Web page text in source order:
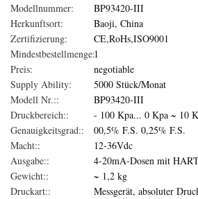
Modellnummer:
BP93420-III
Herkunftsort:
Baoji, China
Zertifizierung:
CE,RoHs,ISO9001
Mindestbestellmenge:1
Preis:
negotiable
Supply Ability:
5000 Stück/Monat
Modell Nr.::
BP93420-III
Druckbereich::
- 100 Kpa... 0 Kpa ~ 10
Genauigkeitsgrad::
00,5% F.S. 0,25% F.S.
Macht::
12-36Vdc
Ausgabe::
4-20mA-Dosen mit
Gewicht::
~ 1,2 kg
Druckart::
Messgerät, absoluter